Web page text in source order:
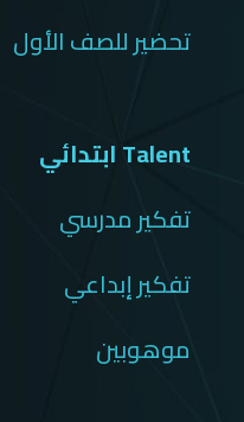
تحضير للصف الأول
Talent ابتدائي
تفكير مدرسي
تفكير إبداعي
موهوبين